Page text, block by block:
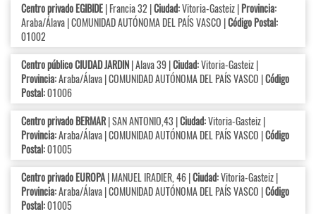
Centro privado EGIBIDE| Francia 32 |Ciudad:Vitoria-Gasteiz |Provincia:
Araba/Álava | COMUNIDAD AUTÓNOMA DEL PAÍS VASCO |Código Postal:
01002
Centro público CIUDAD JARDIN| Alava 39 |Ciudad:Vitoria-Gasteiz |
Provincia:Araba/Álava | COMUNIDAD AUTÓNOMA DEL PAÍS VASCO |Código
Postal:01006
Centro privado BERMAR| SAN ANTONIO,43 |Ciudad:Vitoria-Gasteiz |
Provincia:Araba/Álava | COMUNIDAD AUTÓNOMA DEL PAÍS VASCO |Código
Postal:01005
Centro privado EUROPA| MANUEL IRADIER, 46 |Ciudad:Vitoria-Gasteiz |
Provincia:Araba/Álava | COMUNIDAD AUTÓNOMA DEL PAÍS VASCO |Código
Postal:01005